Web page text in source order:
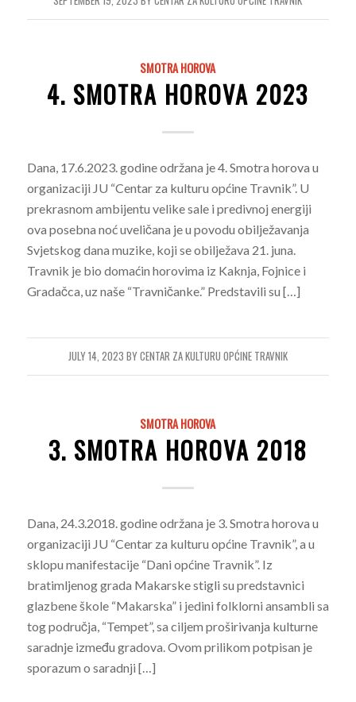
SMOTRA HOROVA
4. SMOTRA HOROVA 2023
Dana, 17.6.2023. godine održana je 4. Smotra horova u
organizaciji JU “Centar za kulturu općine Travnik”. U
prekrasnom ambijentu velike sale i predivnoj energiji
ova posebna noć uveličana je u povodu obilježavanja
Svjetskog dana muzike, koji se obilježava 21. juna.
Travnik je bio domaćin horovima iz Kaknja, Fojnice i
Gradačca, uz naše “Travničanke.” Predstavili su […]
JULY 14, 2023 BYCENTAR ZA KULTURU OPĆINE TRAVNIK
SMOTRA HOROVA
3. SMOTRA HOROVA 2018
Dana, 24.3.2018. godine održana je 3. Smotra horova u
organizaciji JU “Centar za kulturu općine Travnik”, a u
sklopu manifestacije “Dani općine Travnik”. Iz
bratimljenog grada Makarske stigli su predstavnici
glazbene škole “Makarska” i jedini folklorni ansambli sa
tog područja, “Tempet”, sa ciljem proširivanja kulturne
saradnje između gradova. Ovom prilikom potpisan je
sporazum o saradnji […]